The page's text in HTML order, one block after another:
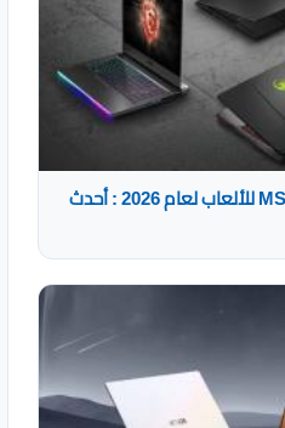
أفضل أجهزة اللاب توب من MSI للألعاب لعام 2026 : أحدث